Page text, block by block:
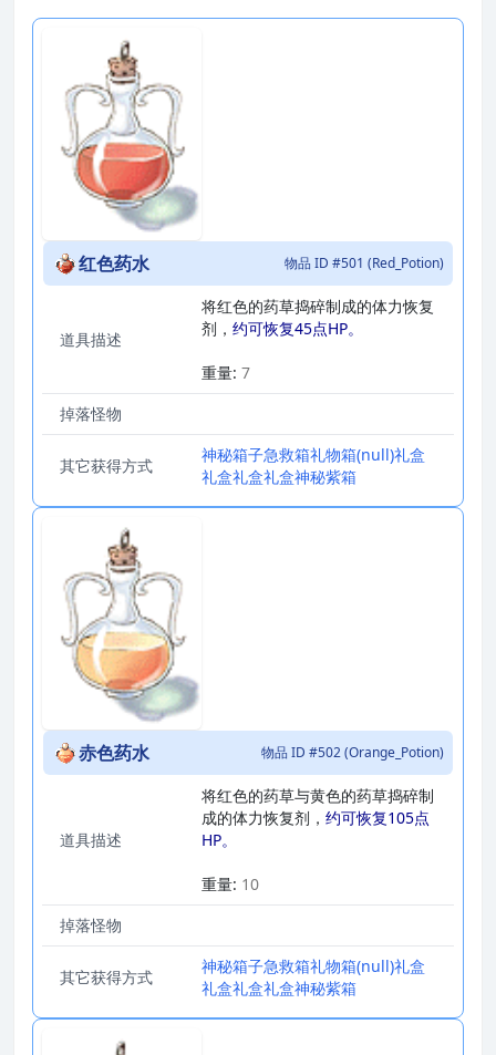
红色药水 物品 ID #501 (Red_Potion)
道具描述
将红色的药草捣碎制成的体力恢复
剂， 约可恢复45点HP。
重量: 7
掉落怪物
其它获得方式
神秘箱子急救箱礼物箱(null)礼盒
礼盒礼盒礼盒神秘紫箱
赤色药水 物品 ID #502 (Orange_Potion)
道具描述
将红色的药草与黄色的药草捣碎制
成的体力恢复剂， 约可恢复105点
HP。
重量: 10
掉落怪物
其它获得方式
神秘箱子急救箱礼物箱(null)礼盒
礼盒礼盒礼盒神秘紫箱